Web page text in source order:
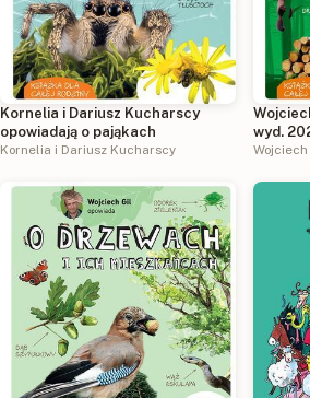
Kornelia i Dariusz Kucharscy
opowiadają o pająkach
Kornelia i Dariusz Kucharscy
wyd.
Wojciech